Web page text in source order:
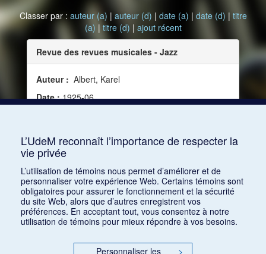
Classer par : auteur (a) | auteur (d) | date (a) | date (d) | titre
(a) | titre (d) | ajout récent
Revue des revues musicales - Jazz
Auteur : Albert, Karel
Date :1925-06
L’UdeM reconnaît l’importance de respecter la
vie privée
L’utilisation de témoins nous permet d’améliorer et de
personnaliser votre expérience Web. Certains témoins sont
obligatoires pour assurer le fonctionnement et la sécurité
du site Web, alors que d’autres enregistrent vos
préférences. En acceptant tout, vous consentez à notre
utilisation de témoins pour mieux répondre à vos besoins.
Personnaliser les
>